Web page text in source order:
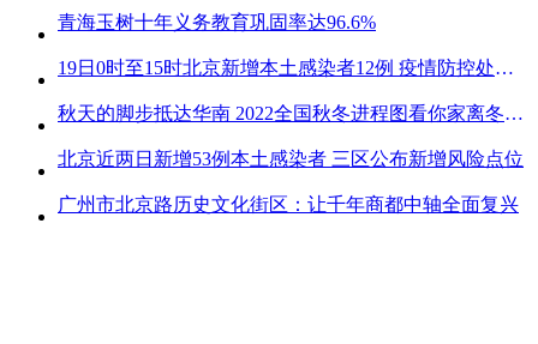
青海玉树十年义务教育巩固率达96.6%
19日0时至15时北京新增本土感染者12例 疫情防控处关键时刻
秋天的脚步抵达华南 2022全国秋冬进程图看你家离冬天有多远
北京近两日新增53例本土感染者 三区公布新增风险点位
广州市北京路历史文化街区：让千年商都中轴全面复兴